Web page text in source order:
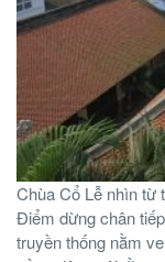
Chùa Cổ Lễ nhìn từ
Điểm dừng chân
truyền thống nằm